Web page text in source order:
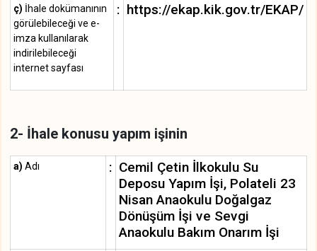
ç) İhale dokümanının
görülebileceği ve e-
imza kullanılarak
indirilebileceği
internet sayfası
: https://ekap.kik.gov.tr/EKAP/
2- İhale konusu yapım işinin
a) Adı : Cemil Çetin İlkokulu Su
Deposu Yapım İşi, Polateli 23
Nisan Anaokulu Doğalgaz
Dönüşüm İşi ve Sevgi
Anaokulu Bakım Onarım İşi